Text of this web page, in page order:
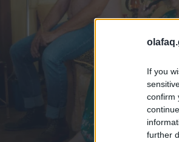
If you
confirm
further